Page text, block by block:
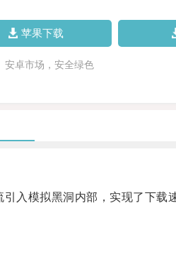
苹果下载
安卓市场，安全绿色
模拟黑洞内部，实现了下载